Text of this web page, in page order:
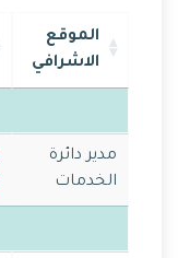
الموقع
الاشرافي
مدير دائرة
الخدمات